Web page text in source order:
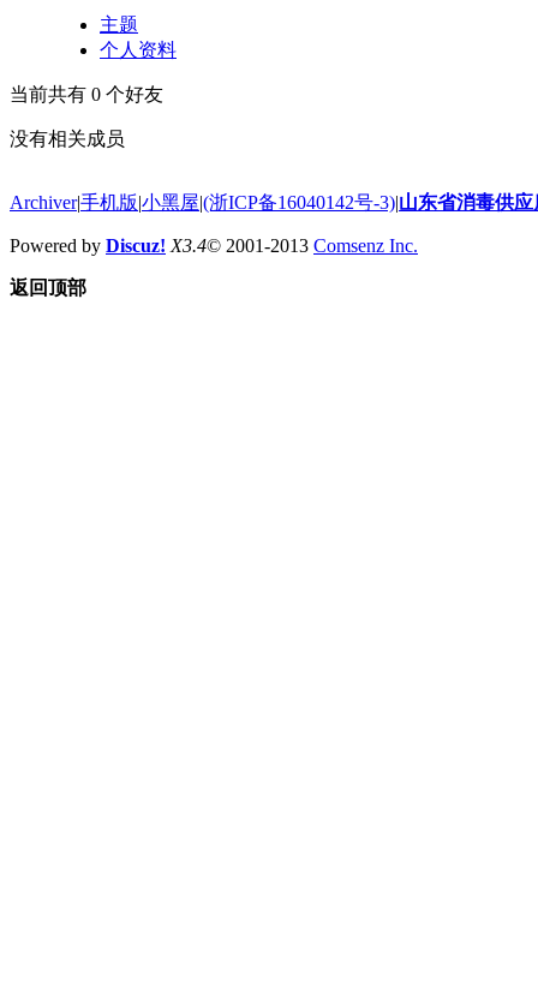
主题
个人资料
当前共有 0 个好友
没有相关成员
Archiver|手机版|小黑屋|(浙ICP备16040142号-3)|山东省消毒供
Powered by Discuz! X3.4© 2001-2013 Comsenz Inc.
返回顶部